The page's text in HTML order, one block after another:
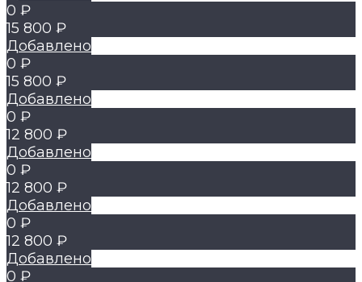
0 ₽
15 800 ₽
Добавлено
0 ₽
15 800 ₽
Добавлено
0 ₽
12 800 ₽
Добавлено
0 ₽
12 800 ₽
Добавлено
0 ₽
12 800 ₽
Добавлено
0 ₽